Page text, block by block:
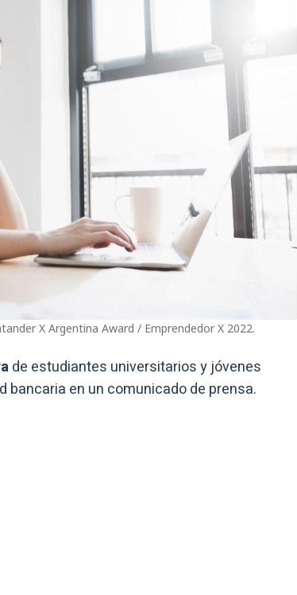
X Argentina Award / Emprendedor X 2022.
de estudiantes universitarios y jóvenes
bancaria en un comunicado de prensa.